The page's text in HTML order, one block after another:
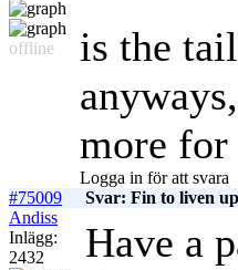
offline
is the
more for
Logga in för att svara
#75009
Svar: Fin to liven
Andiss
Inlägg:
2432
Have a